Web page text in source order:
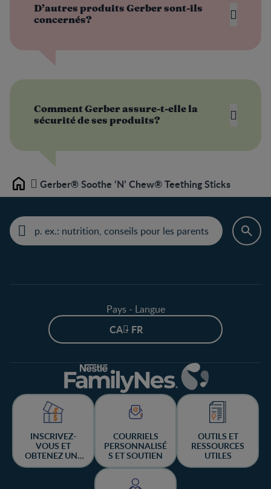
D’autres produits Gerber sont-ils
concernés?
Comment Gerber assure-t-elle la
sécurité de ses produits?
Home Gerber® Soothe ‘N’ Chew® Teething Sticks
Pays - Langue
CA - FR
INSCRIVEZ-
VOUS ET
OBTENEZ UNE
CHANCE DE
COURRIELS
PERSONNALISÉ
S ET SOUTIEN
OUTILS ET
RESSOURCES
UTILES